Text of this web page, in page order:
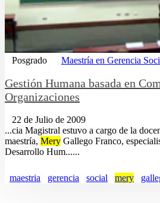
Posgrado Maestría en Gerencia
Gestión Humana basada en
Organizaciones
22 de Julio de 2009
...cia Magistral estuvo a cargo de la
maestría, Mery Gallego Franco,
Desarrollo Hum......
maestria gerencia social mery